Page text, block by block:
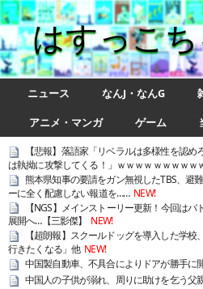
はすっこ
ニュース なんJ・なんG
アニメ・マンガ
ゲーム
【悲報】落語家「リベラルは多様性を認
は執拗に攻撃してくる！」ｗｗｗｗｗｗｗｗｗ
熊本県知事の要請をガン無視したTBS、避
ーに全く配慮しない報道を…… NEW!
【NGS】メインストーリー更新！今回は
展開へ…【三影傑】
NEW!
【超朗報】スクールドッグを導入した学
行きたくなる」他 NEW!
中国製自動車、不具合によりドアが勝手に
中国人の子供が溺れ、周りに助けを乞う父